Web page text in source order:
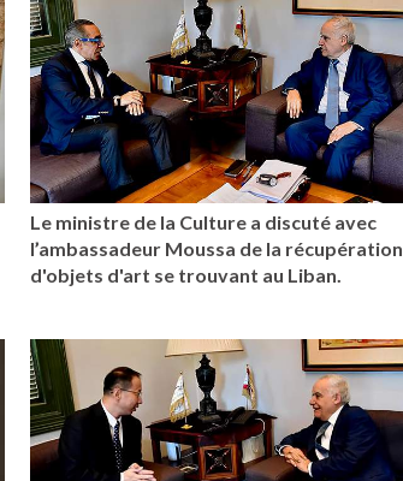
Le ministre de la Culture a discuté avec
l’ambassadeur Moussa de la récupération
d'objets d'art se trouvant au Liban.